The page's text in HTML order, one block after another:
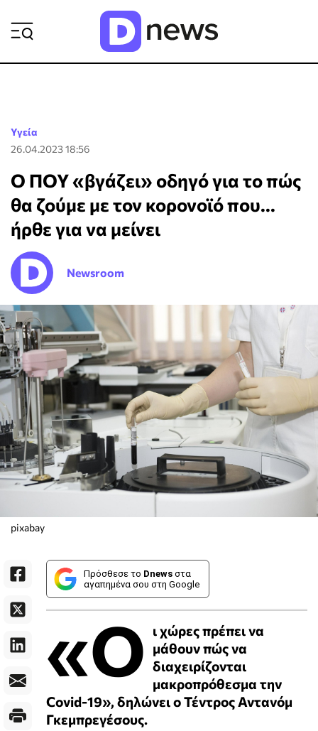
Υγεία
26.04.2023 18:56
Ο ΠΟΥ «βγάζει» οδηγό για το πώς
θα ζούμε με τον κορονοϊό που...
ήρθε για να μείνει
Newsroom
pixabay
Πρόσθεσε το Dnews στα
αγαπημένα σου στη Google
«Ο ι χώρες πρέπει να
μάθουν πώς να
διαχειρίζονται
μακροπρόθεσμα την
Covid-19», δηλώνει ο Τέντρος Αντανόμ
Γκεμπρεγέσους.